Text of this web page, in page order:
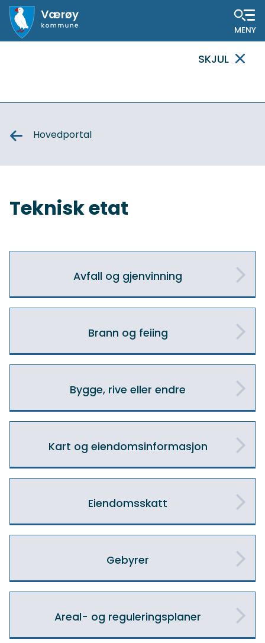
MELDING
SKJUL
Hovedportal
Teknisk etat
Avfall og gjenvinning
Brann og feiing
Bygge, rive eller endre
Kart og eiendomsinformasjon
Eiendomsskatt
Gebyrer
Areal- og reguleringsplaner